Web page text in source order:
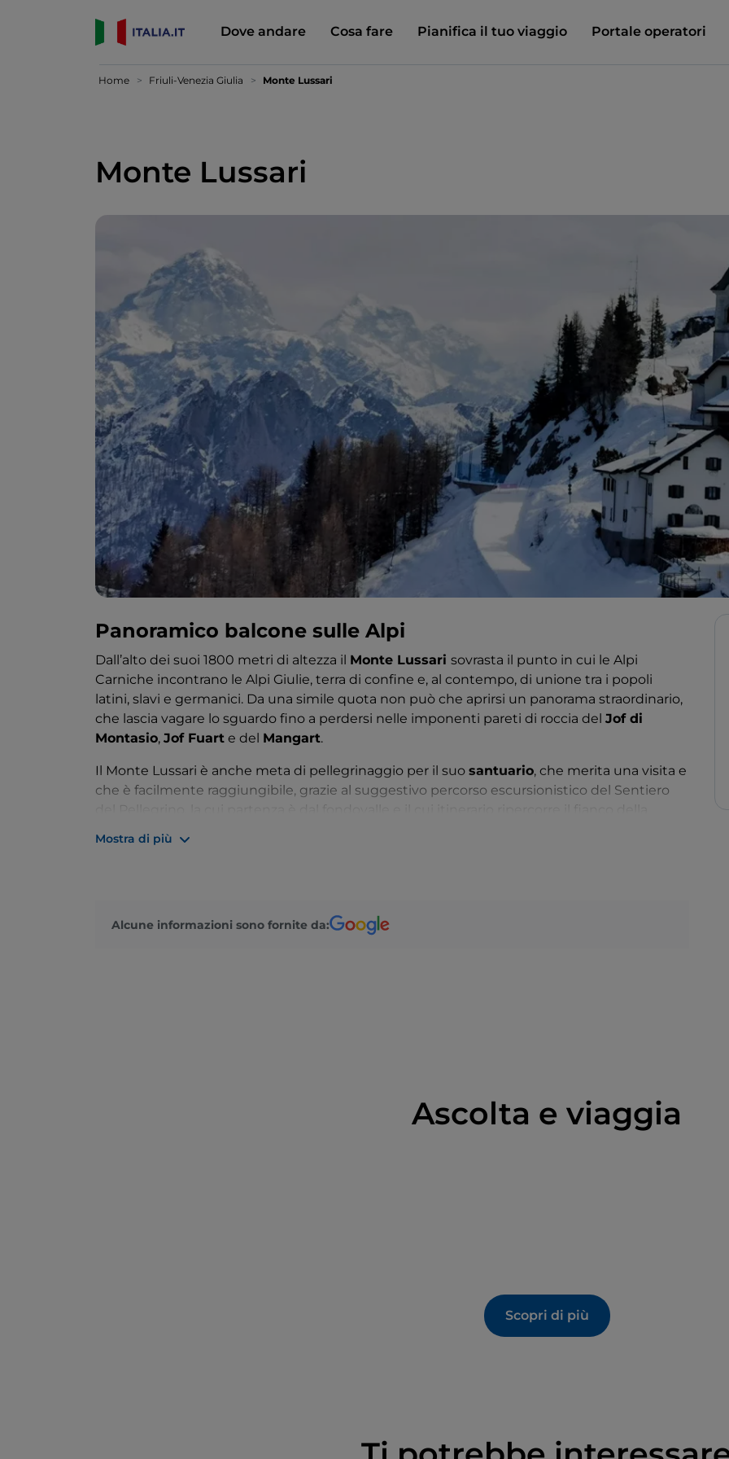
Dove andare Cosa fare Pianifica il tuo viaggio Portale operatori
Home Friuli-Venezia Giulia Monte Lussari
Monte Lussari
Panoramico balcone sulle Alpi
Dall’alto dei suoi 1800 metri di altezza il Monte Lussari sovrasta il punto in cui le Alpi
Carniche incontrano le Alpi Giulie, terra di confine e, al contempo, di unione tra i popoli
latini, slavi e germanici. Da una simile quota non può che aprirsi un panorama straordinario,
che lascia vagare lo sguardo fino a perdersi nelle imponenti pareti di roccia del Jof di
Montasio, Jof Fuart e del Mangart.
Il Monte Lussari è anche meta di pellegrinaggio per il suo santuario, che merita una visita e
che è facilmente raggiungibile, grazie al suggestivo percorso escursionistico del Sentiero
stagione dell’anno, dal
Venezia Giulia.
Mostra di più
Alcune informazioni sono fornite da:
Ascolta e viaggia
Scopri di più